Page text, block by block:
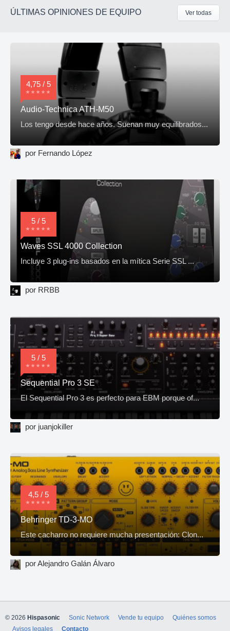
ÚLTIMAS OPINIONES DE EQUIPO Ver todas
4,75 / 5
Audio-Technica ATH-M50
Los tengo desde hace años. Suenan muy equilibrados...
por Fernando López
5 / 5
Waves SSL 4000 Collection
Incluye 3 plug-ins basados en la mítica Serie SSL ...
por RRBB
5 / 5
Sequential Pro 3 SE
El Sequential Pro 3 es perfecto para EBM porque of...
por juanjokiller
4,5 / 5
Behringer TD-3-MO
Este cacharro no requiere mucha presentación: Clon...
por Alejandro Galán Álvaro
© 2026 Hispasonic Sonic Network Vende tu equipo
Quiénes somos
Avisos legales
Contacto